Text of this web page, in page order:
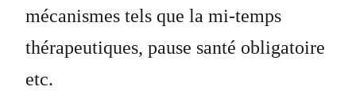
mécanismes tels que la mi-temps
thérapeutiques, pause santé obligatoire
etc.